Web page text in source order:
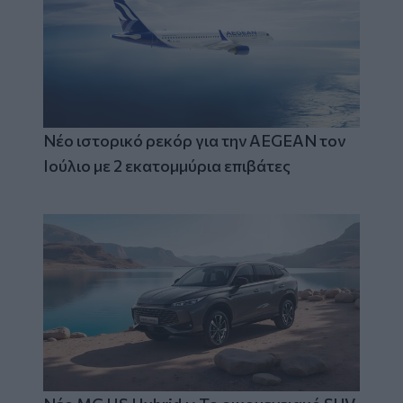
Νέο ιστορικό ρεκόρ για την AEGEAN τον
Ιούλιο με 2 εκατομμύρια επιβάτες